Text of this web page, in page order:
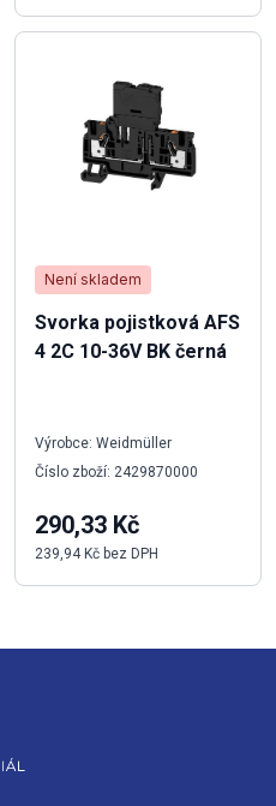
Není skladem
Svorka pojistková AFS
4 2C 10-36V BK černá
Výrobce: Weidmüller
Číslo zboží: 2429870000
290,33 Kč
239,94 Kč bez DPH